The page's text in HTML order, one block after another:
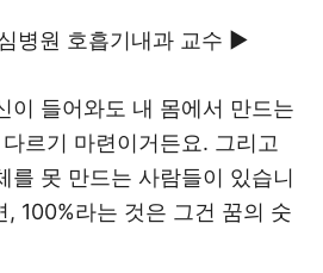
병원 호흡기내과 교수 ▶
이 들어와도 내 몸에서 만드는
르기 마련이거든요. 그리고
를 못 만드는 사람들이 있습니
, 100%라는 것은 그건 꿈의 숫